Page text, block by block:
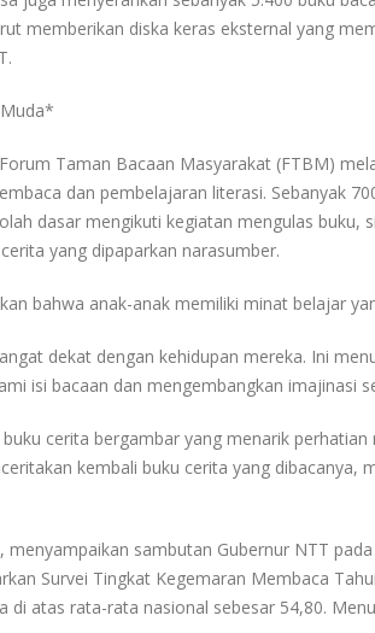
memberikan diska keras eksternal yang
Taman Bacaan Masyarakat (FTBM)
dan pembelajaran literasi. Sebanyak
dasar mengikuti kegiatan mengulas
yang dipaparkan narasumber.
bahwa anak-anak memiliki minat belajar
dekat dengan kehidupan mereka. Ini
isi bacaan dan mengembangkan imajinasi
cerita bergambar yang menarik
kembali buku cerita yang dibacanya,
menyampaikan sambutan Gubernur NTT
Survei Tingkat Kegemaran Membaca
di atas rata-rata nasional sebesar 54,80.